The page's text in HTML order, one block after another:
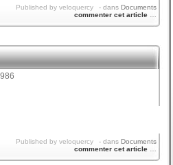
Published by veloquercy - dans Documents
commenter cet article
Published by veloquercy - dans Documents
commenter cet article